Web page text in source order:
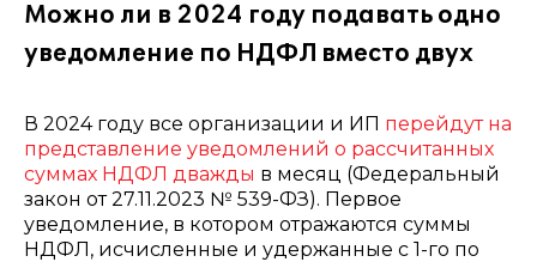
Можно ли в 2024 году подавать одно
уведомление по НДФЛ вместо двух
В 2024 году все организации и ИП перейдут на
представление уведомлений о рассчитанных
суммах НДФЛ дважды в месяц (Федеральный
закон от 27.11.2023 № 539-ФЗ). Первое
уведомление, в котором отражаются суммы
НДФЛ, исчисленные и удержанные с 1-го по